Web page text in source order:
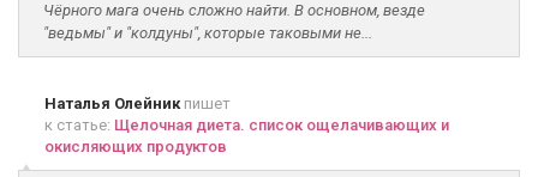
Чёрного мага очень сложно найти. В основном, везде
"ведьмы" и "колдуны", которые таковыми не...
Наталья Олейникпишет
к статье: Щелочная диета. список ощелачивающих и
окисляющих продуктов